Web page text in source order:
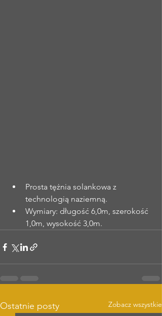
Prosta tężnia solankowa z
technologią naziemną.
Wymiary: długość 6,0m, szerokość
1,0m, wysokość 3,0m.
Ostatnie posty Zobacz wszystkie